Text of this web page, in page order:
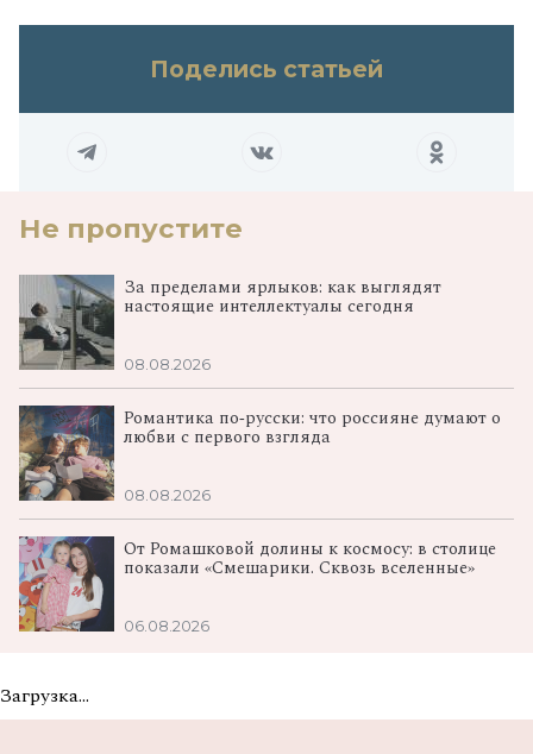
Поделись статьей
Не пропустите
За пределами ярлыков: как выглядят
настоящие интеллектуалы сегодня
08.08.2026
Романтика по‑русски: что россияне думают о
любви с первого взгляда
08.08.2026
От Ромашковой долины к космосу: в столице
показали «Смешарики. Сквозь вселенные»
06.08.2026
Загрузка...